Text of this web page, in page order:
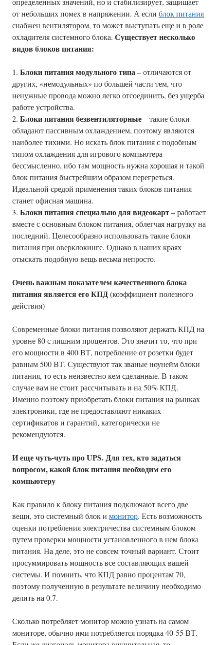
от небольших помех в напряжении. А если блок питания
снабжен вентилятором, то может выступать еще и в роле
охладителя системного блока. Существует несколько
видов блоков питания:
1. Блоки питания модульного типа– отличаются от
других, «немодульных» по большей части тем, что
ненужные провода можно легко отсоединить, без ущерба
работе устройства.
2. Блоки питания безвентиляторные– такие блоки
обладают пассивным охлаждением, поэтому являются
наиболее тихими. Но искать блок питания с подобным
типом охлаждения для игрового компьютера
бессмысленно, ибо там мощность нужна хорошая и такой
блок питания быстрейшим образом перегреться.
Идеальной средой применения таких блоков питания
станет офисная машина.
3. Блоки питания специально для видеокарт– работает
вместе с основным блоком питания, облегчая нагрузку на
последний. Целесообразно использовать такие блоки
питания при оверклокинге. Однако в наших краях
отыскать подобную вещь весьма непросто.
Очень важным показателем качественного блока
питания является его КПД(коэффициент полезного
действия)
Современные блоки питания позволяют держать КПД на
уровне 80 с лишним процентов. Это значит то, что при
его мощности в 400 ВТ, потребление от розетки будет
равным 500 ВТ. Существуют так званые ноунейм блоки
питания, то есть неизвестно кем сделанные. В таком
случае вам не стоит рассчитывать и на 50% КПД.
Именно поэтому приобретать блоки питания на рынках
электроники, где не предоставляют никаких
сертификатов и гарантий, категорически не
рекомендуются.
И еще чуть-чуть про UPS. Для тех, кто задаться
вопросом, какой блок питания необходим его
компьютеру
Как правило к блоку питания подключают всего две
вещи, это системный блок и монитор. Есть возможность
оценки потребления электричества системным блоком
путем проверки мощности установленного в нем блока
питания. На деле, это не совсем точный вариант. Стоит
просуммировать мощность все составляющих вашей
системы. И помнить, что КПД равно процентам 70,
поэтому полученную в результате величину необходимо
делить на 0.7.
Сколько потребляет монитор можно узнать на самом
мониторе, обычно ими потребляется порядка 40-55 ВТ.